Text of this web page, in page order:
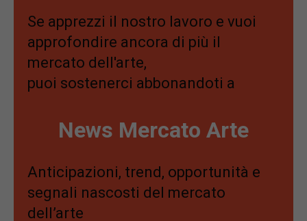
Se apprezzi il nostro lavoro e vuoi
approfondire ancora di più il
mercato dell'arte,
puoi sostenerci abbonandoti a
News Mercato Arte
Anticipazioni, trend, opportunità e
segnali nascosti del mercato
dell’arte